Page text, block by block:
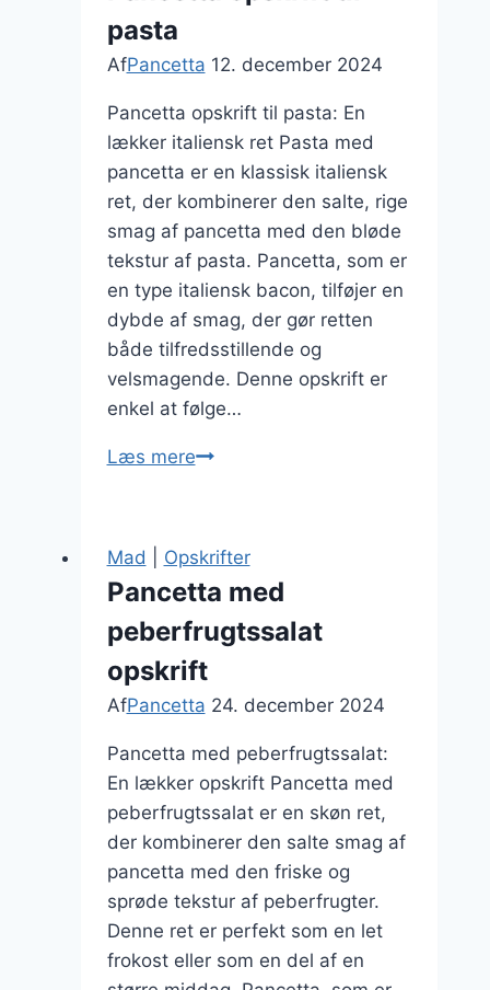
pasta
AfPancetta 12. december 2024
Pancetta opskrift til pasta: En
lækker italiensk ret Pasta med
pancetta er en klassisk italiensk
ret, der kombinerer den salte, rige
smag af pancetta med den bløde
tekstur af pasta. Pancetta, som er
en type italiensk bacon, tilføjer en
dybde af smag, der gør retten
både tilfredsstillende og
velsmagende. Denne opskrift er
enkel at følge…
Læs merePancetta
pasta
Mad Opskrifter
Pancetta med
peberfrugtssalat
opskrift
AfPancetta 24. december 2024
Pancetta med peberfrugtssalat:
En lækker opskrift Pancetta med
peberfrugtssalat er en skøn ret,
der kombinerer den salte smag af
pancetta med den friske og
sprøde tekstur af peberfrugter.
Denne ret er perfekt som en let
frokost eller som en del af en